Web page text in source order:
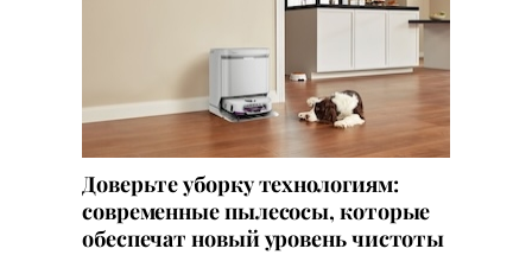
Доверьте уборку технологиям:
современные пылесосы, которые
обеспечат новый уровень чистоты